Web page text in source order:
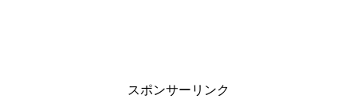
スポンサーリンク